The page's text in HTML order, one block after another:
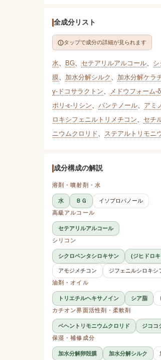
全成分リスト
タップで成分の詳細が見られます
水、 BG、 セテアリルアルコール、
膜、 加水分解シルク 、 加水分解ケラ
γ-ドコサラクトン、 メドウフォーム-
ポリ-ε-リシン、 パンテノール、 アミ
ロキシフェニルトリメチコン、 セチ
ニウムクロリド、 ステアルトリモニ
成分構成の解説
溶剤・噴射剤・水
水 ＢＧ
イソプロパノール
高級アルコール
セテアリルアルコール
シリコン
シクロペンタシロキサン (ジヒドロ
アモジメチコン ジフェニルシロキシ
油剤・オイル
トリエチルヘキサノイン シア脂
カチオン界面活性剤・柔軟剤
ベヘントリモニウムクロリド ジココ
保湿・補修成分
加水分解卵殻膜 加水分解シルク